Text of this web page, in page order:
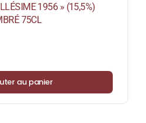
1956 » (15,5%)
75CL
au panier